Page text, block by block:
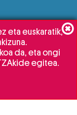
eta euskaratik,
da, eta ongi
egitea.